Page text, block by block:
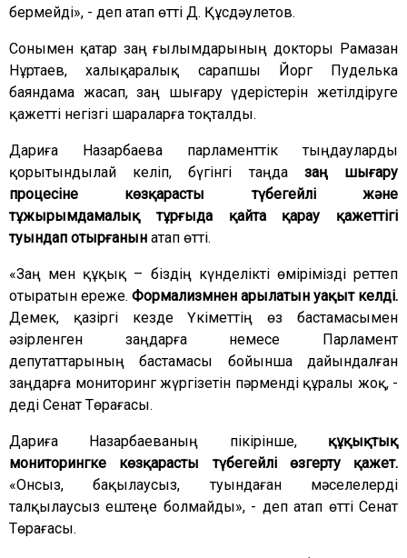
бермейді», - деп атап өтті Д. Құсдәулетов.
Сонымен қатар заң ғылымдарының докторы Рамазан
Нұртаев, халықаралық сарапшы Йорг Пуделька
баяндама жасап, заң шығару үдерістерін жетілдіруге
қажетті негізгі шараларға тоқталды.
Дариға Назарбаева парламенттік тыңдауларды
қорытындылай келіп, бүгінгі таңда заң шығару
процесіне көзқарасты түбегейлі және
тұжырымдамалық тұрғыда қайта қарау қажеттігі
туындап отырғанын атап өтті.
«Заң мен құқық – біздің күнделікті өмірімізді реттеп
отыратын ереже. Формализмнен арылатын уақыт келді.
Демек, қазіргі кезде Үкіметтің өз бастамасымен
әзірленген заңдарға немесе Парламент
депутаттарының бастамасы бойынша дайындалған
заңдарға мониторинг жүргізетін пәрменді құралы жоқ, -
деді Сенат Төрағасы.
Дариға Назарбаеваның пікірінше, құқықтық
мониторингке көзқарасты түбегейлі өзгерту қажет.
«Онсыз, бақылаусыз, туындаған мәселелерді
талқылаусыз ештеңе болмайды», - деп атап өтті Сенат
Төрағасы.